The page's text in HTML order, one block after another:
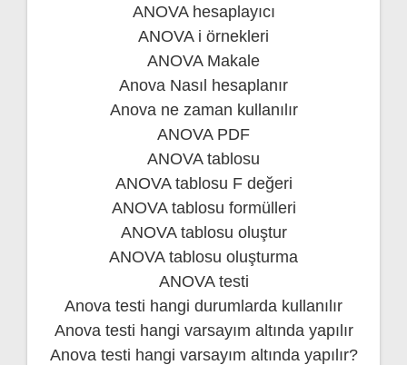
ANOVA hesaplayıcı
ANOVA i örnekleri
ANOVA Makale
Anova Nasıl hesaplanır
Anova ne zaman kullanılır
ANOVA PDF
ANOVA tablosu
ANOVA tablosu F değeri
ANOVA tablosu formülleri
ANOVA tablosu oluştur
ANOVA tablosu oluşturma
ANOVA testi
Anova testi hangi durumlarda kullanılır
Anova testi hangi varsayım altında yapılır
Anova testi hangi varsayım altında yapılır?